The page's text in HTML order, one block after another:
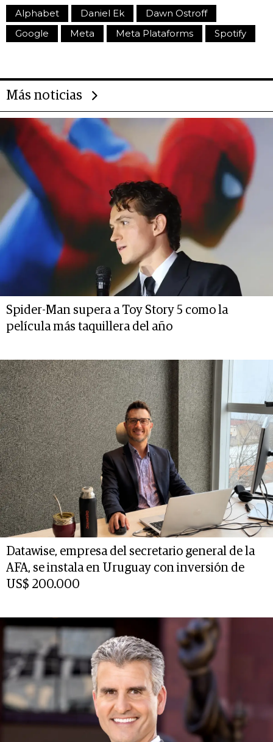
Alphabet Daniel Ek
Dawn Ostroff
Google
Meta Meta Plataforms Spotify
Más noticias
Spider-Man supera a Toy Story 5 como la
película más taquillera del año
Datawise, empresa del secretario general de la
AFA, se instala en Uruguay con inversión de
US$ 200.000